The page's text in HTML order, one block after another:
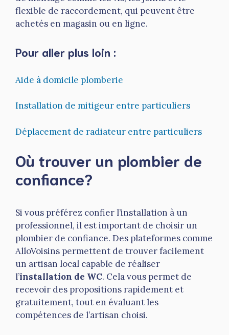
flexible de raccordement, qui peuvent être
achetés en magasin ou en ligne.
Pour aller plus loin :
Aide à domicile plomberie
Installation de mitigeur entre particuliers
Déplacement de radiateur entre particuliers
Où trouver un plombier de
confiance?
Si vous préférez confier l’installation à un
professionnel, il est important de choisir un
plombier de confiance. Des plateformes comme
AlloVoisins permettent de trouver facilement
un artisan local capable de réaliser
l’installation de WC. Cela vous permet de
recevoir des propositions rapidement et
gratuitement, tout en évaluant les
compétences de l’artisan choisi.